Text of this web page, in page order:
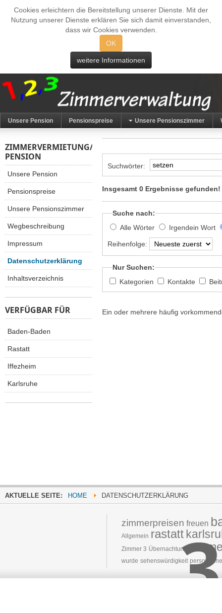
Cookies erleichtern die Bereitstellung unserer Dienste. Mit der
Nutzung unserer Dienste erklären Sie sich damit einverstanden,
dass wir Cookies verwenden.
OK
weitere Informationen
Unsere Pension Pensionspreise Unsere Pensionszimmer
Suchwörter:
Insgesamt 0 Ergebnisse gefunden!
Suche nach:
Alle Wörter
Irgendein Wort
Reihenfolge:
Nur Suchen:
Kategorien
Kontakte
Ein oder mehrere häufig
ZIMMERVERMIETUNG/
PENSION
Unsere Pension
Pensionspreise
Unsere Pensionszimmer
Wegbeschreibung
Impressum
Datenschutzerklärung
Inhaltsverzeichnis
VERFÜGBAR FÜR
Baden-Baden
Rastatt
Iffezheim
Karlsruhe
AKTUELLE SEITE: HOME DATENSCHUTZERKLÄRUNG
zimmerpreisen freuen
Allgemein rastatt
Zimmer 3 Übernachtung
wurde sehenswürdigkeit person